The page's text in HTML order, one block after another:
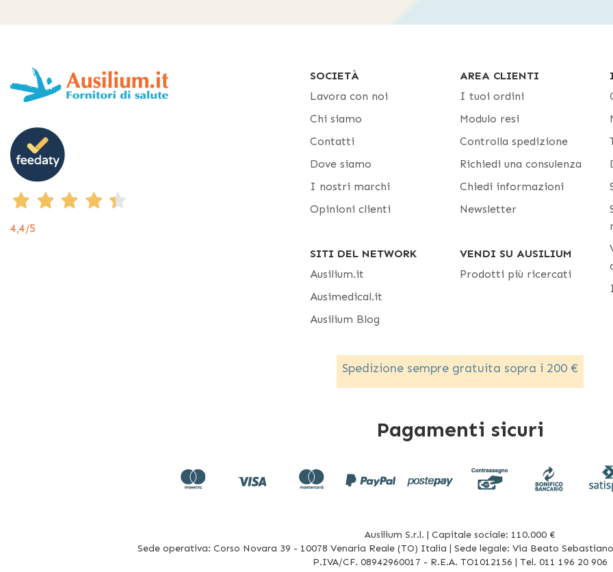
4,4/5
SOCIETÀ
Lavora con noi
Chi siamo
Contatti
Dove siamo
I nostri marchi
Opinioni clienti
SITI DEL NETWORK
Ausilium.it
Ausimedical.it
Ausilium Blog
AREA CLIENTI
I tuoi ordini
Modulo resi
Controlla spedizione
Richiedi una consulenza
Chiedi informazioni
Newsletter
VENDI SU AUSILIUM
Prodotti più ricercati
Spedizione sempre gratuita sopra i 200 €
Pagamenti sicuri
Ausilium S.r.l. | Capitale sociale: 110.000 €
Sede operativa: Corso Novara 39 - 10078 Venaria Reale (TO) Italia | Sede legale: Via Beato
P.IVA/CF. 08942960017 - R.E.A. TO1012156 | Tel. 011 196 20 906